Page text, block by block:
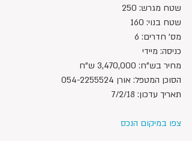
שטח מגרש: 250
שטח בנוי: 160
מס' חדרים: 6
כניסה: מיידי
מחיר בש"ח: 3,470,000 ש"ח
הסוכן המטפל: אורן 054-2255524
תאריך עדכון: 7/2/18
צפו במיקום הנכס